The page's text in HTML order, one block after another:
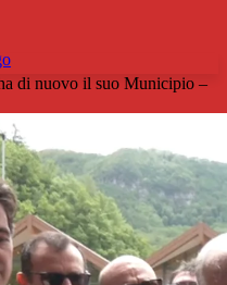
di nuovo il suo Municipio –